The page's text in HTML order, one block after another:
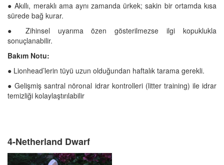
● Akıllı, meraklı ama aynı zamanda ürkek; sakin bir ortamda kısa
sürede bağ kurar.
● Zihinsel uyarıma özen gösterilmezse ilgi kopuklukla
sonuçlanabilir.
Bakım Notu:
● Lionhead’lerin tüyü uzun olduğundan haftalık tarama gerekli.
● Gelişmiş santral nöronal idrar kontrolleri (litter training) ile idrar
temizliği kolaylaştırılabilir
4-Netherland Dwarf